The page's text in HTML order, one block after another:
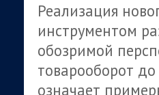
Реализация
инструментом
обозримой
товарооборот
означает